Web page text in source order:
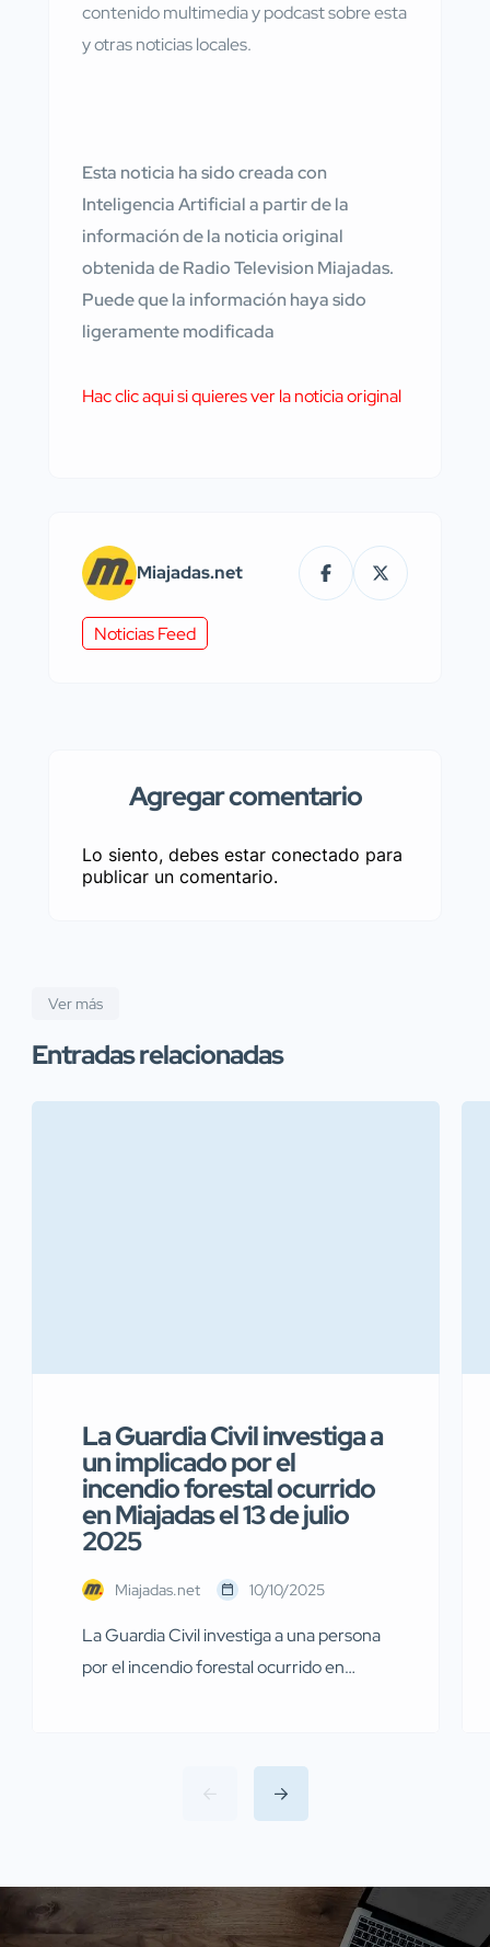
contenido multimedia y podcast sobre esta
y otras noticias locales.
Esta noticia ha sido creada con
Inteligencia Artificial a partir de la
información de la noticia original
obtenida de Radio Television Miajadas.
Puede que la información haya sido
ligeramente modificada
Hac clic aqui si quieres ver la noticia original
Miajadas.net
Noticias Feed
Agregar comentario
Lo siento, debes estar conectado para
publicar un comentario.
Ver más
Entradas relacionadas
La Guardia Civil investiga a
un implicado por el
incendio forestal ocurrido
en Miajadas el 13 de julio
2025
Miajadas.net 10/10/2025
La Guardia Civil investiga a una persona
por el incendio forestal ocurrido en
Servicio de Protección de la Naturaleza
(SEPRONA) de la Comandancia de
Cáceres han llevado a cabo
de la provincia de Cáceres relacionadas
con presuntos delitos […]